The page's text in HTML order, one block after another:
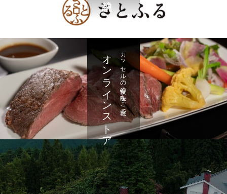
カッセルの自慢の味をご自宅で
オンラインストア